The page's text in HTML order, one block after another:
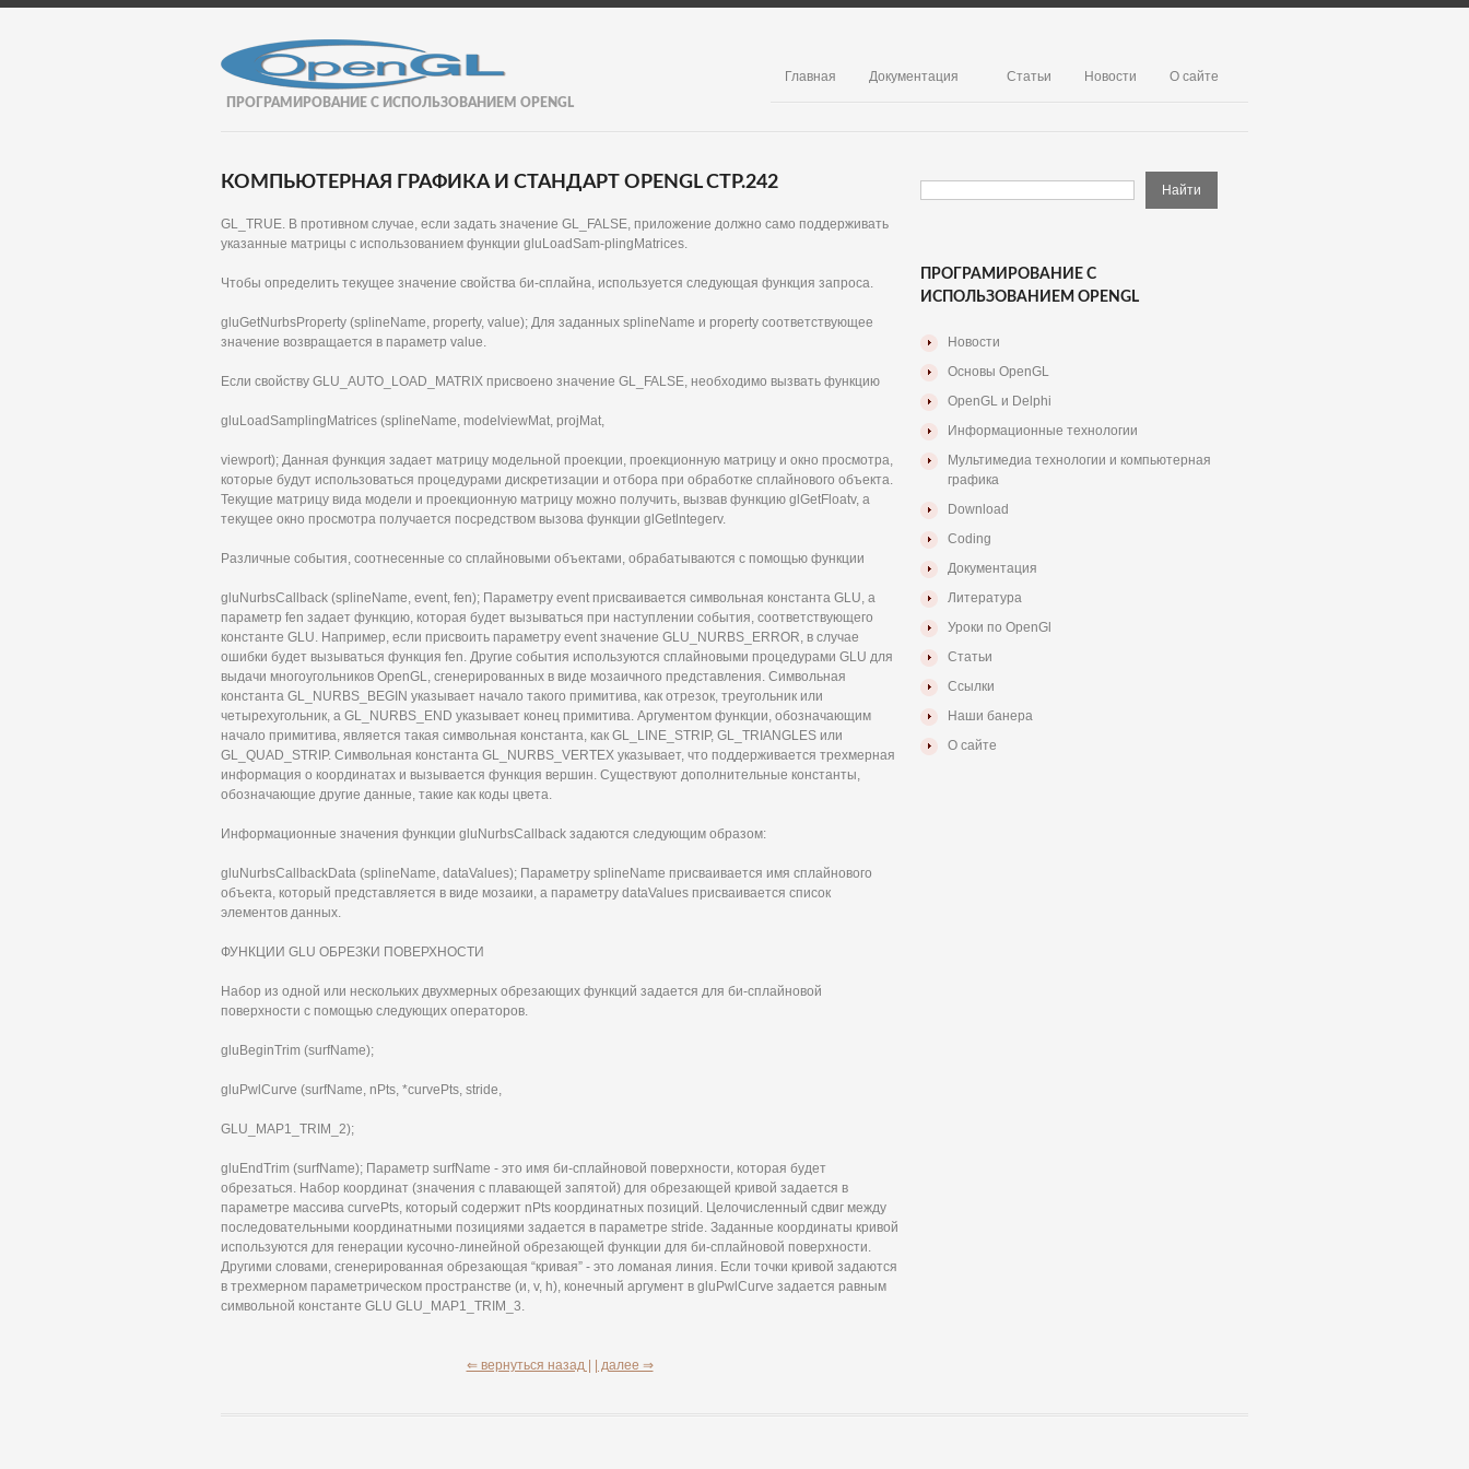
ПРОГРАМИРОВАНИЕ С ИСПОЛЬЗОВАНИЕМ OPENGL
Главная Документация Статьи Новости О сайте
КОМПЬЮТЕРНАЯ ГРАФИКА И СТАНДАРТ OPENGL СТР.242
GL_TRUE. В противном случае, если задать значение GL_FALSE, приложение должно само поддерживать
указанные матрицы с использованием функции gluLoadSam-plingMatrices.
Чтобы определить текущее значение свойства би-сплайна, используется следующая функция запроса.
gluGetNurbsProperty (splineName, property, value); Для заданных splineName и property соответствующее
значение возвращается в параметр value.
Если свойству GLU_AUTO_LOAD_MATRIX присвоено значение GL_FALSE, необходимо вызвать функцию
gluLoadSamplingMatrices (splineName, modelviewMat, projMat,
viewport); Данная функция задает матрицу модельной проекции, проекционную матрицу и окно просмотра,
которые будут использоваться процедурами дискретизации и отбора при обработке сплайнового объекта.
Текущие матрицу вида модели и проекционную матрицу можно получить, вызвав функцию glGetFloatv, а
текущее окно просмотра получается посредством вызова функции glGetlntegerv.
Различные события, соотнесенные со сплайновыми объектами, обрабатываются с помощью функции
gluNurbsCallback (splineName, event, fen); Параметру event присваивается символьная константа GLU, а
параметр fen задает функцию, которая будет вызываться при наступлении события, соответствующего
константе GLU. Например, если присвоить параметру event значение GLU_NURBS_ERROR, в случае
ошибки будет вызываться функция fen. Другие события используются сплайновыми процедурами GLU для
выдачи многоугольников OpenGL, сгенерированных в виде мозаичного представления. Символьная
константа GL_NURBS_BEGIN указывает начало такого примитива, как отрезок, треугольник или
четырехугольник, a GL_NURBS_END указывает конец примитива. Аргументом функции, обозначающим
начало примитива, является такая символьная константа, как GL_LINE_STRIP, GL_TRIANGLES или
GL_QUAD_STRIP. Символьная константа GL_NURBS_VERTEX указывает, что поддерживается трехмерная
информация о координатах и вызывается функция вершин. Существуют дополнительные константы,
обозначающие другие данные, такие как коды цвета.
Информационные значения функции gluNurbsCallback задаются следующим образом:
gluNurbsCallbackData (splineName, dataValues); Параметру splineName присваивается имя сплайнового
объекта, который представляется в виде мозаики, а параметру dataValues присваивается список
элементов данных.
ФУНКЦИИ GLU ОБРЕЗКИ ПОВЕРХНОСТИ
Набор из одной или нескольких двухмерных обрезающих функций задается для би-сплайновой
поверхности с помощью следующих операторов.
gluBeginTrim (surfName);
gluPwlCurve (surfName, nPts, *curvePts, stride,
GLU_MAP1_TRIM_2);
gluEndTrim (surfName); Параметр surfName - это имя би-сплайновой поверхности, которая будет
обрезаться. Набор координат (значения с плавающей запятой) для обрезающей кривой задается в
параметре массива curvePts, который содержит nPts координатных позиций. Целочисленный сдвиг между
последовательными координатными позициями задается в параметре stride. Заданные координаты кривой
используются для генерации кусочно-линейной обрезающей функции для би-сплайновой поверхности.
Другими словами, сгенерированная обрезающая “кривая” - это ломаная линия. Если точки кривой задаются
в трехмерном параметрическом пространстве (и, v, h), конечный аргумент в gluPwlCurve задается равным
символьной константе GLU GLU_MAP1_TRIM_3.
⇐ вернуться назад | | далее ⇒
ПРОГРАМИРОВАНИЕ С
ИСПОЛЬЗОВАНИЕМ OPENGL
Новости
Основы OpenGL
OpenGL и Delphi
Информационные технологии
Мультимедиа технологии и компьютерная
графика
Download
Coding
Документация
Литература
Уроки по OpenGl
Статьи
Ссылки
Наши банера
О сайте